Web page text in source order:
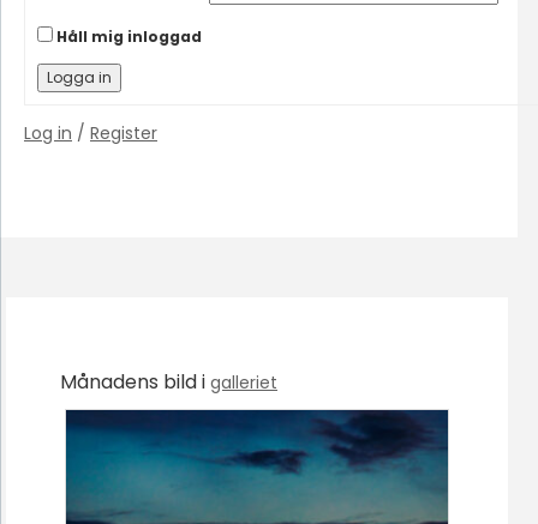
Håll mig inloggad
Logga in
Log in / Register
Månadens bild i galleriet